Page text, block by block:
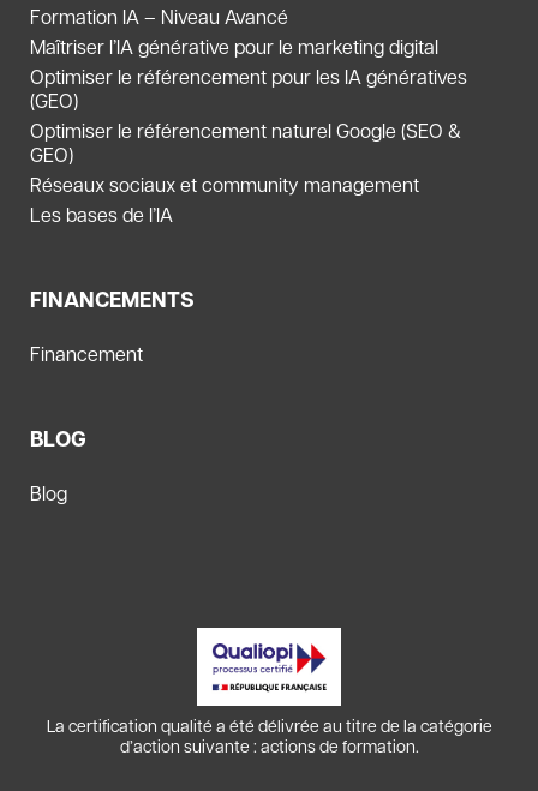
Formation IA – Niveau Avancé
Maîtriser l’IA générative pour le marketing digital
Optimiser le référencement pour les IA génératives
(GEO)
Optimiser le référencement naturel Google (SEO &
GEO)
Réseaux sociaux et community management
Les bases de l’IA
FINANCEMENTS
Financement
BLOG
Blog
La certification qualité a été délivrée au titre de la catégorie
d’action suivante : actions de formation.